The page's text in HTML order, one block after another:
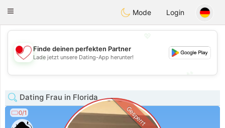
Chat
Toggle
Mode Login
💖
💕
Finde deinen perfekten Partner
Lade jetzt unsere Dating-App herunter!
Dating Frau in Florida
0/1 Gesperrt